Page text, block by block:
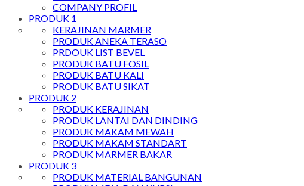
COMPANY PROFIL
PRODUK 1
KERAJINAN MARMER
PRODUK ANEKA TERASO
PRDOUK LIST BEVEL
PRODUK BATU FOSIL
PRODUK BATU KALI
PRODUK BATU SIKAT
PRODUK 2
PRODUK KERAJINAN
PRODUK LANTAI DAN DINDING
PRODUK MAKAM MEWAH
PRODUK MAKAM STANDART
PRODUK MARMER BAKAR
PRODUK 3
PRODUK MATERIAL BANGUNAN